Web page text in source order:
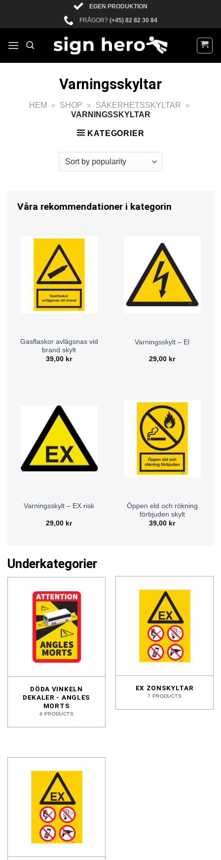
content
EGEN PRODUKTION
FRÅGOR? (+45) 82 82 30 84
Varningsskyltar
HEM » SHOP » SÄKERHETSSKYLTAR
»
VARNINGSSKYLTAR
KATEGORIER
Våra rekommendationer i kategorin
Gasflaskor avlägsnas vid
brand skylt
39,00 kr
Varningsskylt – El
29,00 kr
Varningsskylt – EX risk
29,00 kr
Öppen eld och rökning
förbjuden skylt
39,00 kr
DÖDA VINKELN
DEKALER - ANGLES
MORTS
4 PRODUCTS
EX ZONSKYLTAR
7 PRODUCTS